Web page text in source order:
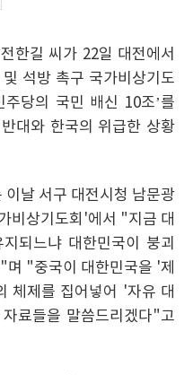
한길 씨가 22일 대전에서
석방 촉구 국가비상기도
당의 국민 배신 10조’를
대와 한국의 위급한 상황
이날 서구 대전시청 남문광
비상기도회'에서 "지금 대
되느냐 대한민국이 붕괴
"중국이 대한민국을 '제
체제를 집어넣어 '자유 대
료들을 말씀드리겠다"고